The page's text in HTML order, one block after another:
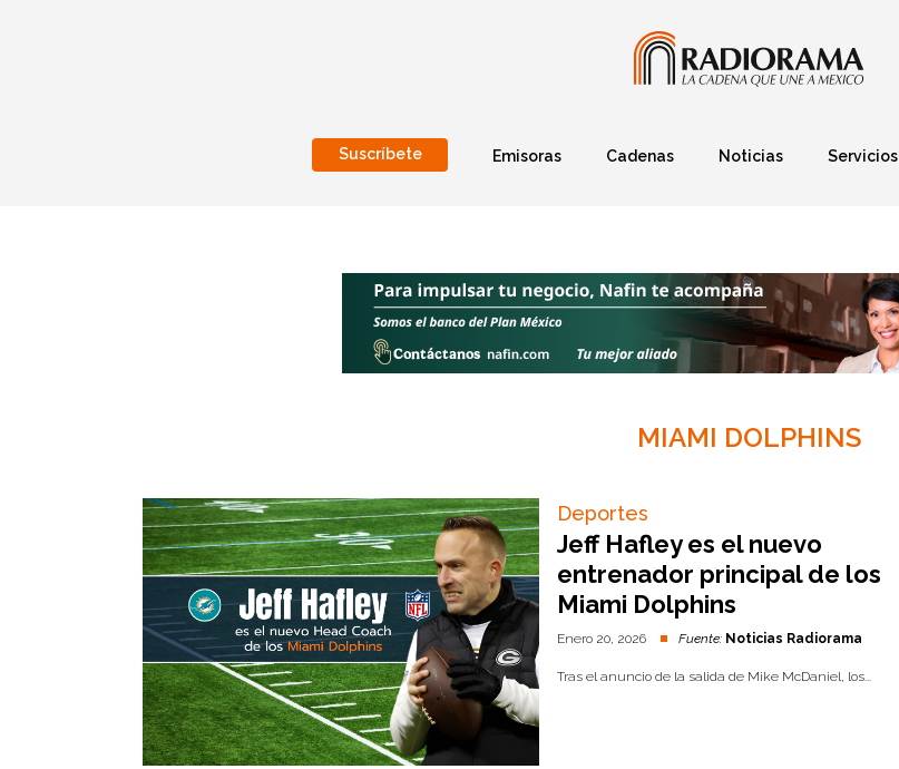
Suscríbete Emisoras Cadenas Noticias Servicios
MIAMI DOLPHINS
Deportes
Jeff Hafley es el nuevo
entrenador principal de los
Miami Dolphins
Enero 20, 2026 Fuente: Noticias Radiorama
Tras el anuncio de la salida de Mike McDaniel, los...